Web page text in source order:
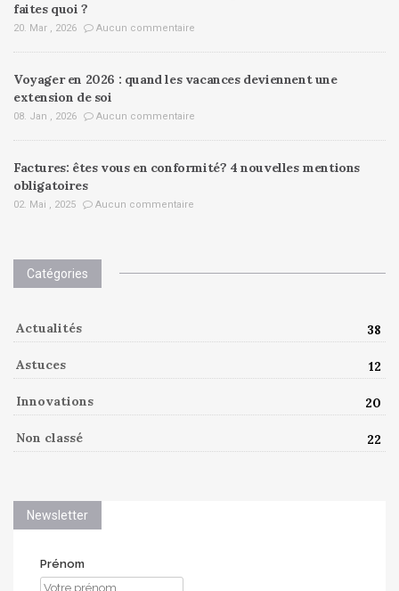
faites quoi ?
20. Mar , 2026 Aucun commentaire
Voyager en 2026 : quand les vacances deviennent une
extension de soi
08. Jan , 2026 Aucun commentaire
Factures: êtes vous en conformité? 4 nouvelles mentions
obligatoires
02. Mai , 2025 Aucun commentaire
Catégories
Actualités 38
Astuces 12
Innovations 20
Non classé 22
Newsletter
Prénom